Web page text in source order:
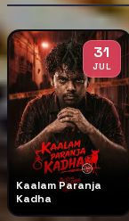
31
JUL
Kaalam Paranja
Kadha